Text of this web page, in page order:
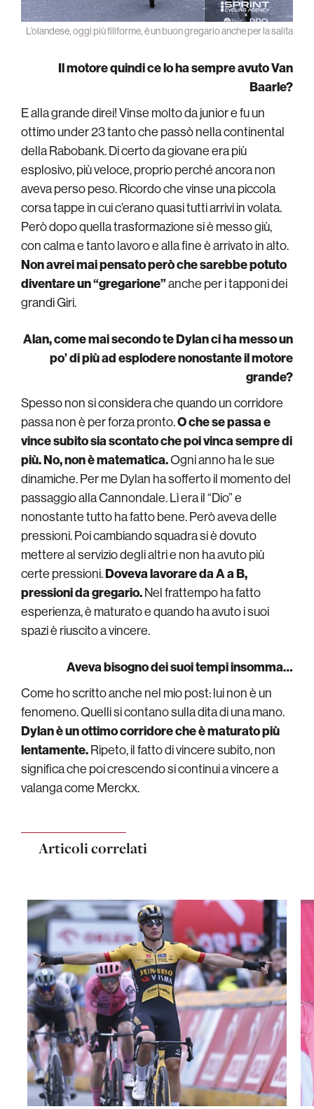
L’olandese, oggi più filiforme, è un buon gregario anche per la salita
Il motore quindi ce lo ha sempre avuto Van
Baarle?
E alla grande direi! Vinse molto da junior e fu un
ottimo under 23 tanto che passò nella continental
della Rabobank. Di certo da giovane era più
esplosivo, più veloce, proprio perché ancora non
aveva perso peso. Ricordo che vinse una piccola
corsa tappe in cui c’erano quasi tutti arrivi in volata.
Però dopo quella trasformazione si è messo giù,
con calma e tanto lavoro e alla fine è arrivato in alto.
Non avrei mai pensato però che sarebbe potuto
diventare un “gregarione”anche per i tapponi dei
grandi Giri.
Alan, come mai secondo te Dylan ci ha messo un
po’ di più ad esplodere nonostante il motore
grande?
Spesso non si considera che quando un corridore
passa non è per forza pronto.O che se passa e
vince subito sia scontato che poi vinca sempre di
più. No, non è matematica.Ogni anno ha le sue
dinamiche. Per me Dylan ha sofferto il momento del
passaggio alla Cannondale. Lì era il “Dio” e
nonostante tutto ha fatto bene. Però aveva delle
pressioni. Poi cambiando squadra si è dovuto
mettere al servizio degli altri e non ha avuto più
certe pressioni.Doveva lavorare da A a B,
pressioni da gregario.Nel frattempo ha fatto
esperienza, è maturato e quando ha avuto i suoi
spazi è riuscito a vincere.
Aveva bisogno dei suoi tempi insomma…
Come ho scritto anche nel mio post: lui non è un
fenomeno. Quelli si contano sulla dita di una mano.
Dylan è un ottimo corridore che è maturato più
lentamente.Ripeto, il fatto di vincere subito, non
significa che poi crescendo si continui a vincere a
valanga come Merckx.
Articoli correlati